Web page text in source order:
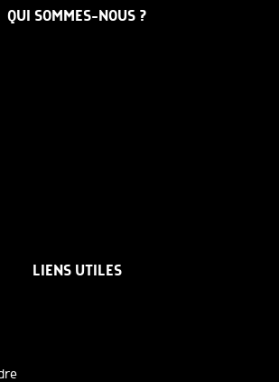
QUI SOMMES-NOUS ?
LIENS UTILES